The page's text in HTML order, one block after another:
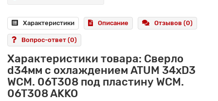
Характеристики Описание Отзывов (0)
Вопрос-ответ (0)
Характеристики товара: Сверло
d34мм с охлаждением ATUM 34xD3
WCM. 06T308 под пластину WCM.
06T308 AKKO